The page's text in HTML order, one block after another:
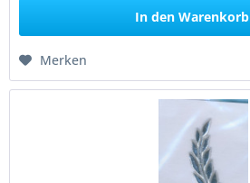
In den Warenkorb
Merken